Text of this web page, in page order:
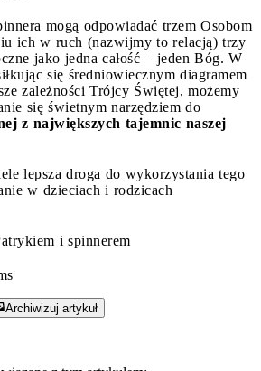
mogą odpowiadać trzem Osobom
ich w ruch (nazwijmy to relacją) trzy
jako jedna całość – jeden Bóg. W
się średniowiecznym diagramem
zależności Trójcy Świętej, możemy
się świetnym narzędziem do
z największych tajemnic naszej
lepsza droga do wykorzystania tego
w dzieciach i rodzicach
Archiwizuj artykuł